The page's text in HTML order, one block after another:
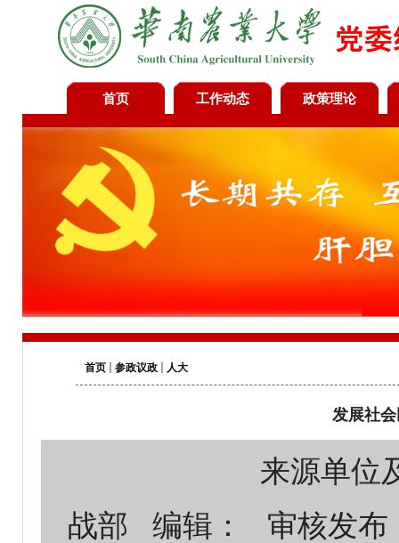
首页 工作动态 政策理论
首页 参政议政 人大
发展社
来源单位及审
战部 编辑： 审核发布